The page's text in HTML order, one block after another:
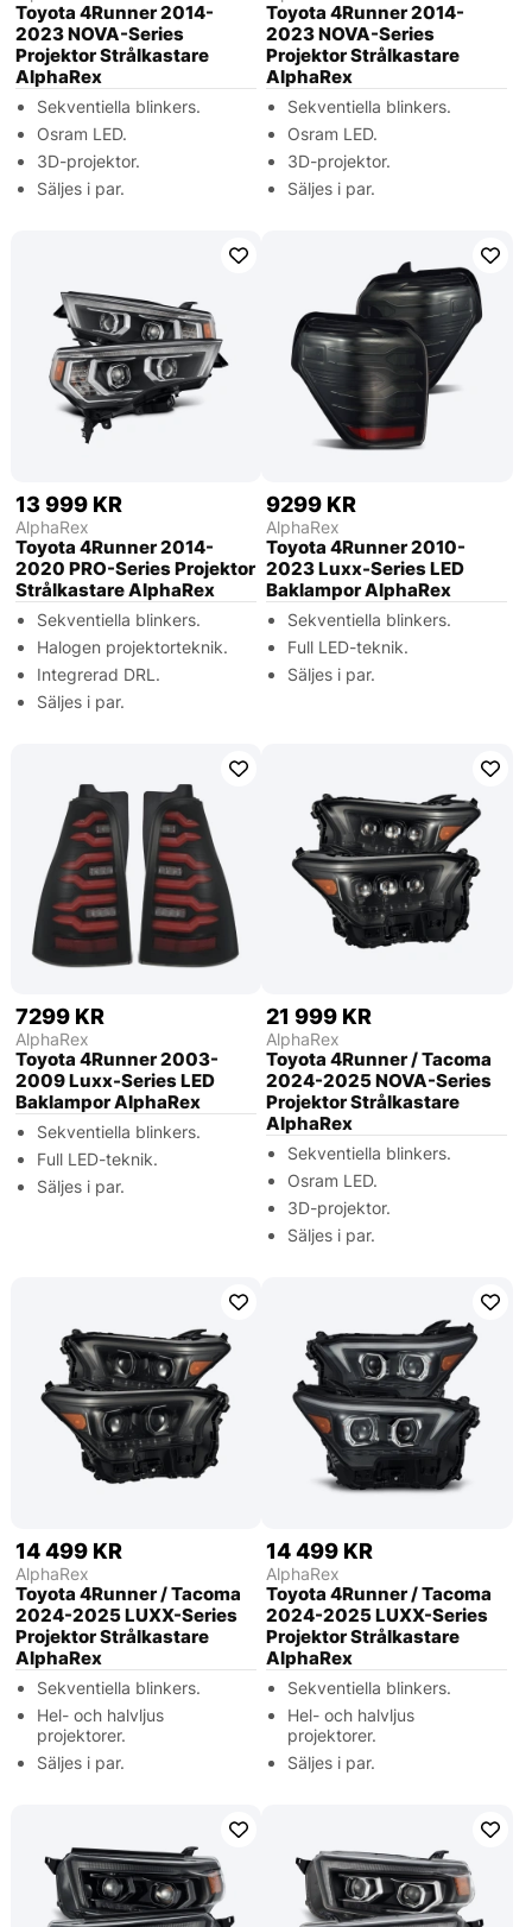
Toyota 4Runner 2014-
2023 NOVA-Series
Projektor Strålkastare
AlphaRex
Sekventiella blinkers.
Osram LED.
3D-projektor.
Säljes i par.
Toyota 4Runner 2014-
2023 NOVA-Series
Projektor Strålkastare
AlphaRex
Sekventiella blinkers.
Osram LED.
3D-projektor.
Säljes i par.
13 999 KR
AlphaRex
Toyota 4Runner 2014-
2020 PRO-Series Projektor
Strålkastare AlphaRex
Sekventiella blinkers.
Halogen projektorteknik.
Integrerad DRL.
Säljes i par.
9299 KR
AlphaRex
Toyota 4Runner 2010-
2023 Luxx-Series LED
Baklampor AlphaRex
Sekventiella blinkers.
Full LED-teknik.
Säljes i par.
7299 KR
AlphaRex
Toyota 4Runner 2003-
2009 Luxx-Series LED
Baklampor AlphaRex
Sekventiella blinkers.
Full LED-teknik.
Säljes i par.
21 999 KR
AlphaRex
Toyota 4Runner / Tacoma
2024-2025 NOVA-Series
Projektor Strålkastare
AlphaRex
Sekventiella blinkers.
Osram LED.
3D-projektor.
Säljes i par.
14 499 KR
AlphaRex
Toyota 4Runner / Tacoma
2024-2025 LUXX-Series
Projektor Strålkastare
AlphaRex
Sekventiella blinkers.
Hel- och halvljus
projektorer.
Säljes i par.
14 499 KR
AlphaRex
Toyota 4Runner / Tacoma
2024-2025 LUXX-Series
Projektor Strålkastare
AlphaRex
Sekventiella blinkers.
Hel- och halvljus
projektorer.
Säljes i par.